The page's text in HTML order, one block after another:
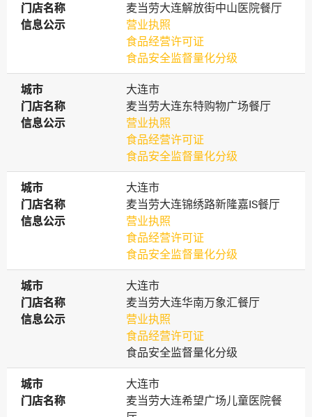
门店名称
门店名称
麦当劳大连解放街中山医院餐厅
信息公示
信息公示
营业执照
食品经营许可证
食品安全监督量化分级
城市
城市
大连市
门店名称
门店名称
麦当劳大连东特购物广场餐厅
信息公示
信息公示
营业执照
食品经营许可证
食品安全监督量化分级
城市
城市
大连市
门店名称
门店名称
麦当劳大连锦绣路新隆嘉IS餐厅
信息公示
信息公示
营业执照
食品经营许可证
食品安全监督量化分级
城市
城市
大连市
门店名称
门店名称
麦当劳大连华南万象汇餐厅
信息公示
信息公示
营业执照
食品经营许可证
食品安全监督量化分级
城市
城市
大连市
门店名称
门店名称
麦当劳大连希望广场儿童医院餐